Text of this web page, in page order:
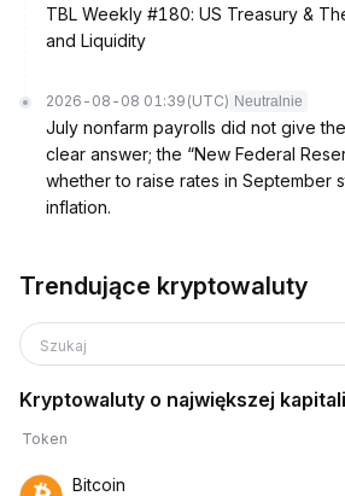
TBL Weekly #180: US Treasury &
and Liquidity
2026-08-08 01:39 (UTC) Neutralnie
July nonfarm payrolls did not give
clear answer; the “New Federal
whether to raise rates in September
inflation.
Trendujące kryptowaluty
Szukaj
Kryptowaluty o największej
Token
Bitcoin